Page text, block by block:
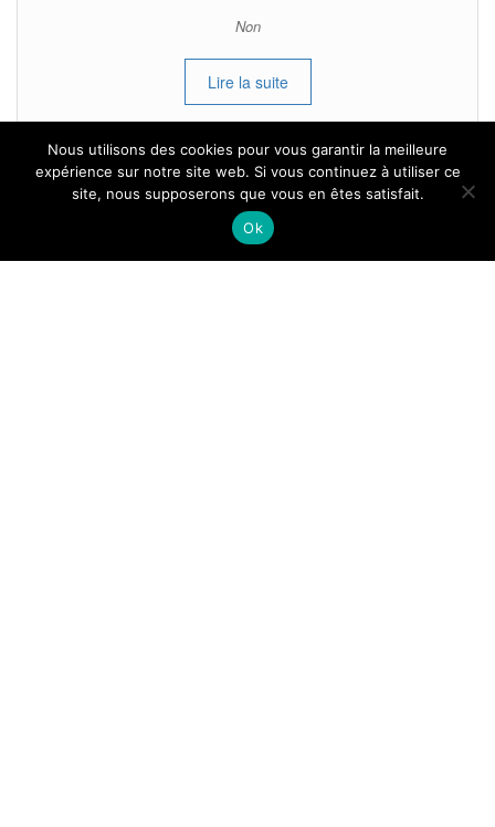
Non
Lire la suite
Tous droits reservés.
Nous utilisons des cookies pour vous garantir la meilleure
expérience sur notre site web. Si vous continuez à utiliser ce
site, nous supposerons que vous en êtes satisfait.
Ok